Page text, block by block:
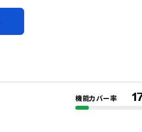
機能カバー率